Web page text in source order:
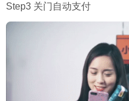
Step3 关门自动支付